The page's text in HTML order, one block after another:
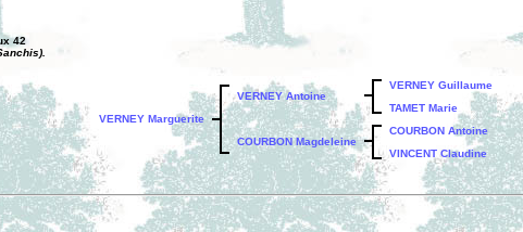
42
VERNEY Marguerite
VERNEY Antoine
VERNEY Guillaume
TAMET Marie
COURBON Magdeleine
COURBON Antoine
VINCENT Claudine